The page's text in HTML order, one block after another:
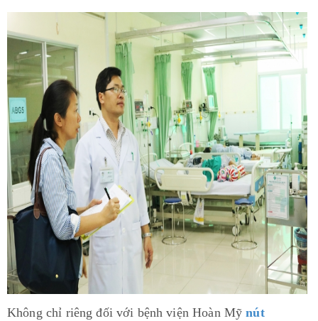
Không chỉ riêng đối với bệnh viện Hoàn Mỹnút